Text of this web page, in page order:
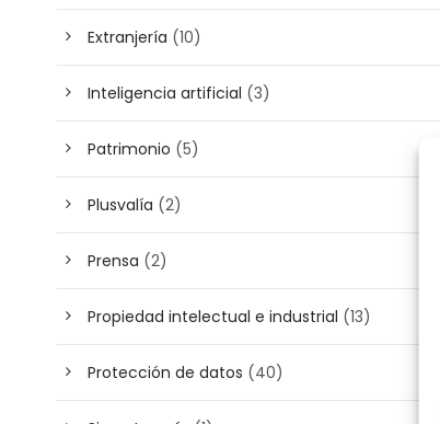
Extranjería (10)
Inteligencia artificial (3)
Patrimonio (5)
Plusvalía (2)
Prensa (2)
Propiedad intelectual e industrial (13)
Protección de datos (40)